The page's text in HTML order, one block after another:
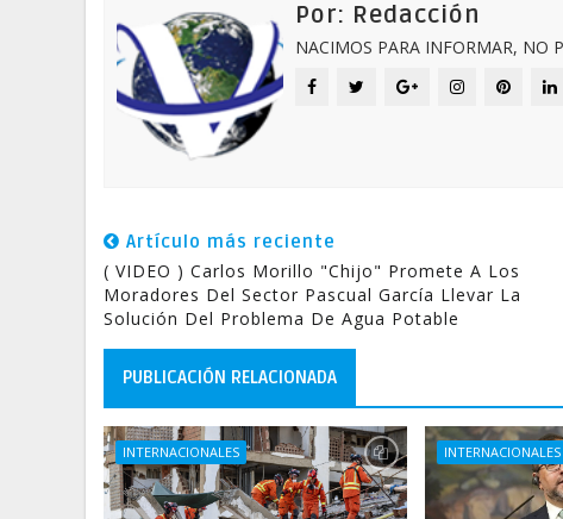
Por: Redacción
NACIMOS PARA INFORMAR, NO
Artículo más reciente
( VIDEO ) Carlos Morillo "Chijo" Promete A Los
Moradores Del Sector Pascual García Llevar La
Solución Del Problema De Agua Potable
PUBLICACIÓN RELACIONADA
INTERNACIONALES INTERNACIONALES